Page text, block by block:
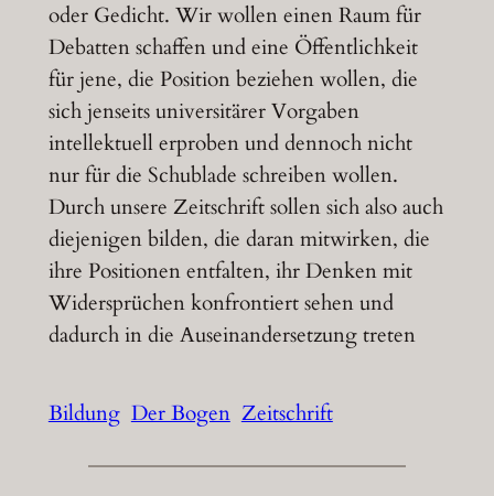
oder Gedicht. Wir wollen einen Raum für
Debatten schaffen und eine Öffentlichkeit
für jene, die Position beziehen wollen, die
sich jenseits universitärer Vorgaben
intellektuell erproben und dennoch nicht
nur für die Schublade schreiben wollen.
Durch unsere Zeitschrift sollen sich also auch
diejenigen bilden, die daran mitwirken, die
ihre Positionen entfalten, ihr Denken mit
Widersprüchen konfrontiert sehen und
dadurch in die Auseinandersetzung treten
Bildung Der Bogen Zeitschrift